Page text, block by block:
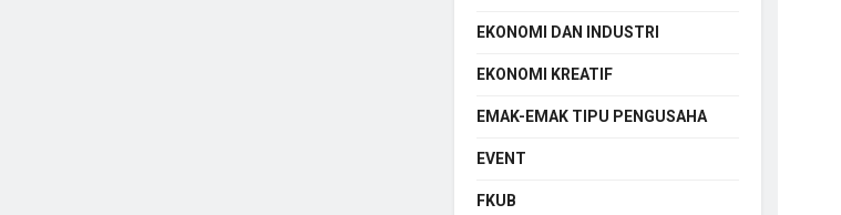
EKONOMI DAN INDUSTRI
EKONOMI KREATIF
EMAK-EMAK TIPU PENGUSAHA
EVENT
FKUB